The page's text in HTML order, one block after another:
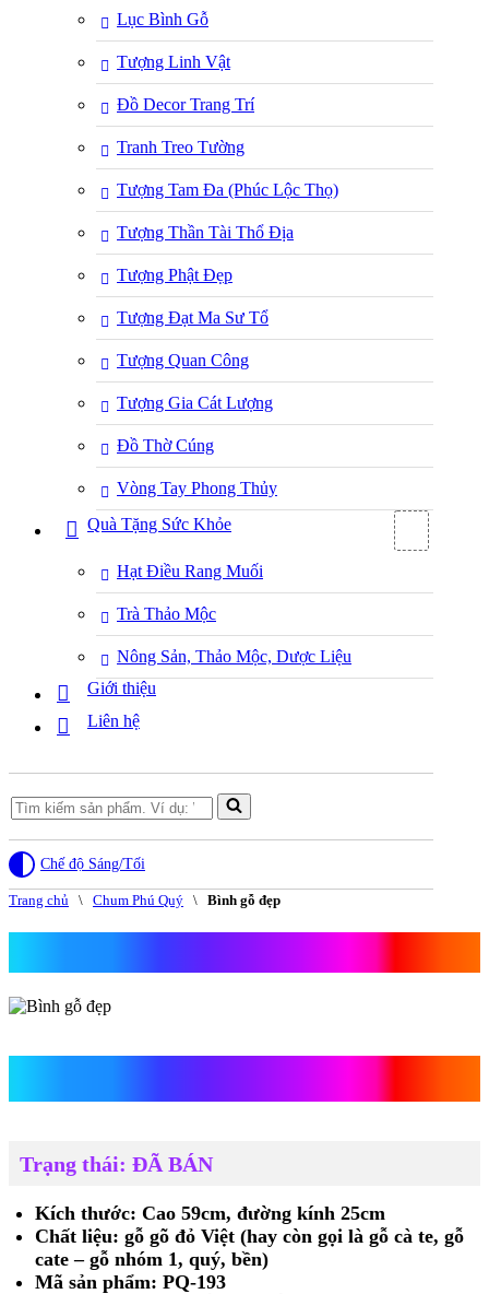
Lục Bình Gỗ
Tượng Linh Vật
Đồ Decor Trang Trí
Tranh Treo Tường
Tượng Tam Đa (Phúc Lộc Thọ)
Tượng Thần Tài Thổ Địa
Tượng Phật Đẹp
Tượng Đạt Ma Sư Tổ
Tượng Quan Công
Tượng Gia Cát Lượng
Đồ Thờ Cúng
Vòng Tay Phong Thủy
Quà Tặng Sức Khỏe
Hạt Điều Rang Muối
Trà Thảo Mộc
Nông Sản, Thảo Mộc, Dược Liệu
Giới thiệu
Liên hệ
Search
for...
Chế độ Sáng/Tối
Trang chủ \ Chum Phú Quý \ Bình gỗ đẹp
Trạng thái: ĐÃ BÁN
Kích thước: Cao 59cm, đường kính 25cm
Chất liệu: gỗ gõ đỏ Việt (hay còn gọi là gỗ cà te, gỗ
cate – gỗ nhóm 1, quý, bền)
Mã sản phẩm: PQ-193